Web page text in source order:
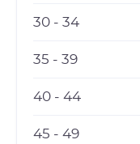
30 - 34
35 - 39
40 - 44
45 - 49